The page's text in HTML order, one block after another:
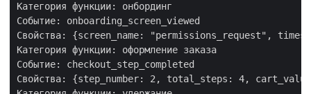
Категория функции: онбординг
Событие: onboarding_screen_viewed
Свойства: {screen_name: "permissions_request",
Категория функции: оформление заказа
Событие: checkout_step_completed
Свойства: {step_number: 2, total_steps: 4,